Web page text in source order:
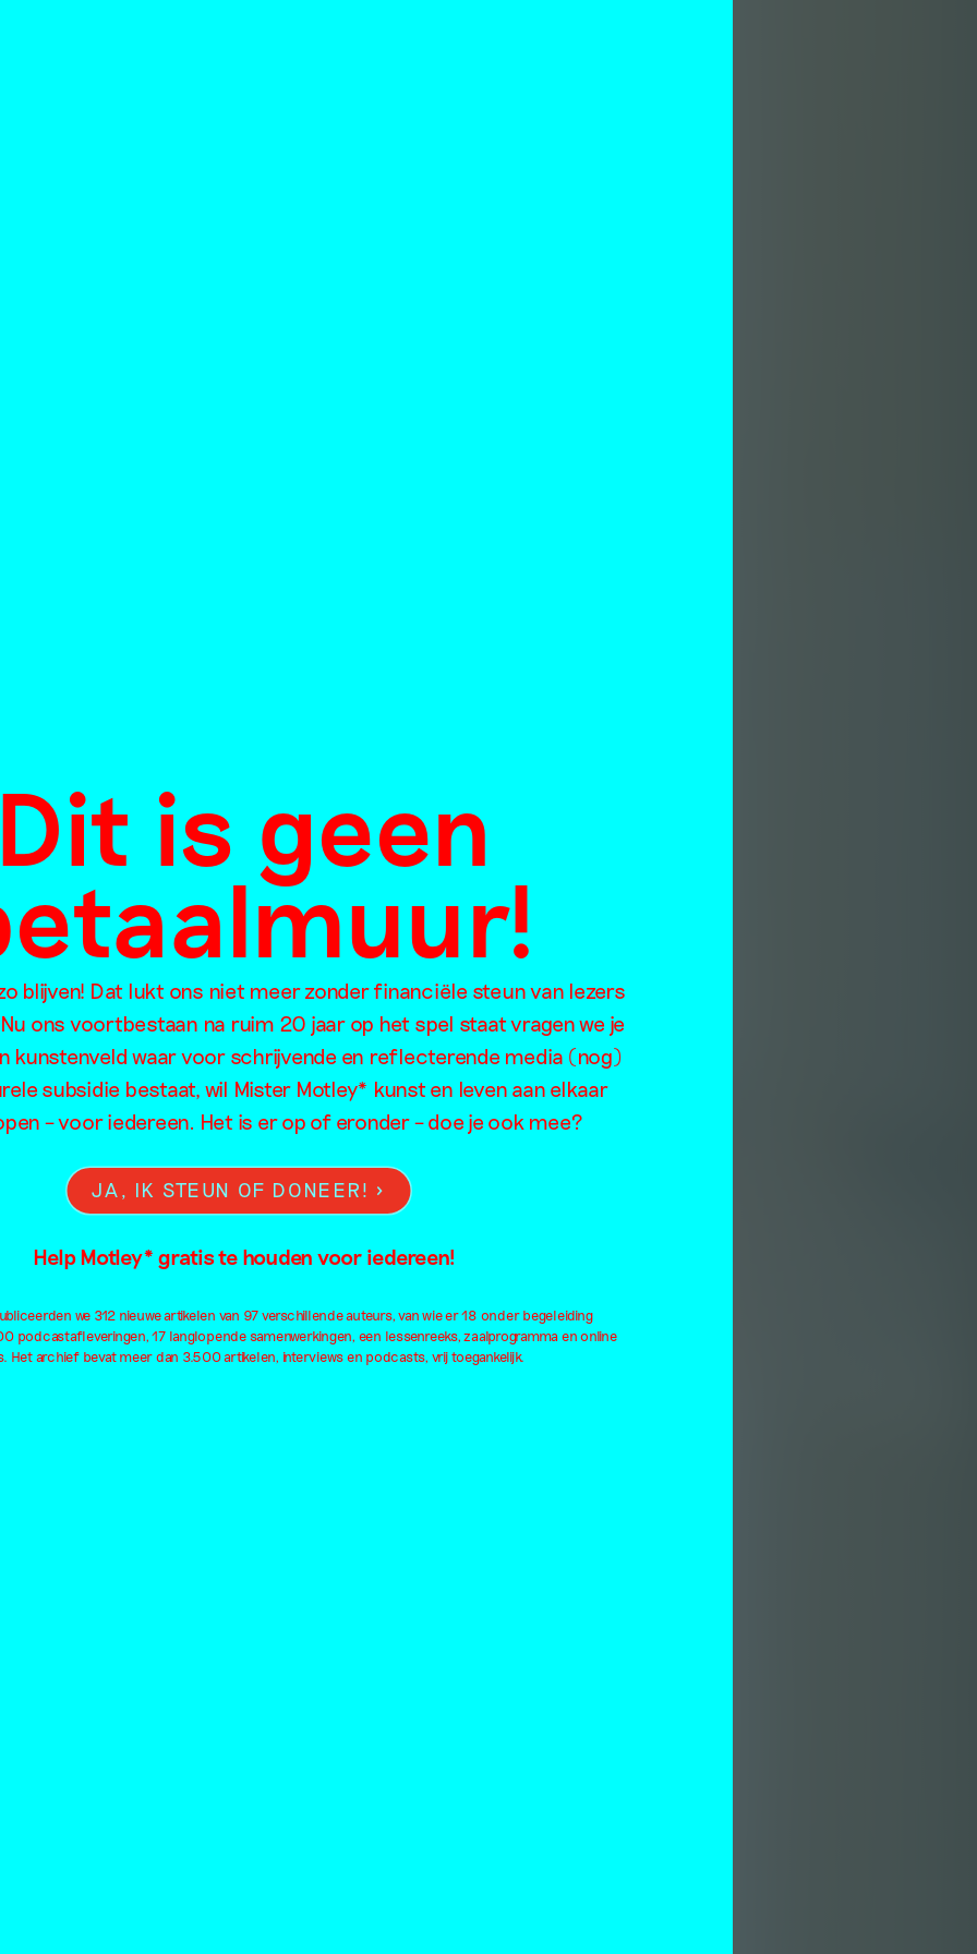
is geen
blijven! Dat lukt ons niet meer zonder financiële steun van lezers
ons voortbestaan na ruim 20 jaar op het spel staat vragen we je
kunstenveld waar voor schrijvende en reflecterende media (nog)
subsidie bestaat, wil Mister Motley* kunst en leven aan elkaar
– voor iedereen. Het is er op of eronder – doe je ook mee?
JA, IK STEUN OF DONEER!
Help Motley* gratis te houden voor iedereen!
we 312 nieuwe artikelen van 97 verschillende auteurs, van wie er 18 onder begeleiding
podcastafleveringen, 17 langlopende samenwerkingen, een lessenreeks, zaalprogramma en online
Het archief bevat meer dan 3.500 artikelen, interviews en podcasts, vrij toegankelijk.
1 gedurfd
en gedaan